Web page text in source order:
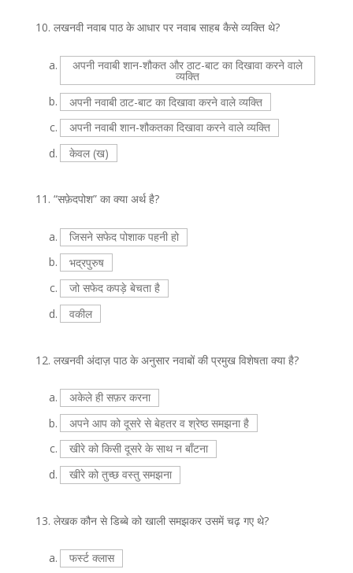
10. लखनवी नवाब पाठ के आधार पर नवाब साहब कैसे व्यक्ति थे?
a. अपनी नवाबी शान-शौकत और ठाट-बाट का दिखावा करने वाले
व्यक्ति
b.
अपनी नवाबी ठाट-बाट का दिखावा करने वाले व्यक्ति
c.
अपनी नवाबी शान-शौकतका दिखावा करने वाले व्यक्ति
d.
केवल (ख)
11. “सफ़ेदपोश” का क्या अर्थ है?
a.
जिसने सफेद पोशाक पहनी हो
b.
भद्रपुरुष
c.
जो सफेद कपड़े बेचता है
d.
वकील
12. लखनवी अंदाज़ पाठ के अनुसार नवाबों की प्रमुख विशेषता क्या है?
a.
अकेले ही सफ़र करना
b.
अपने आप को दूसरे से बेहतर व श्रेष्ठ समझना है
c.
खीरे को किसी दूसरे के साथ न बाँटना
d.
खीरे को तुच्छ वस्तु समझना
13. लेखक कौन से डिब्बे को खाली समझकर उसमें चढ़ गए थे?
a.
फर्स्ट क्लास